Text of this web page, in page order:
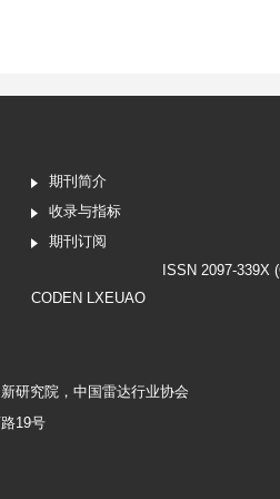
期刊简介
收录与指标
期刊订阅
ISSN 2097-339X
CODEN LXEUAO
研究院 ， 中国雷达行业协会
19号